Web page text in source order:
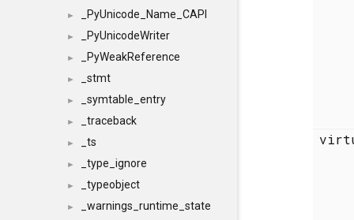
► _PyUnicode_Name_CAPI
► _PyUnicodeWriter
► _PyWeakReference
► _stmt
► _symtable_entry
► _traceback
► _ts
► _type_ignore
► _typeobject
► _warnings_runtime_state